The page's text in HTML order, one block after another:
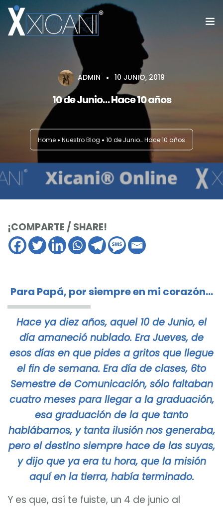
#SoyXicani®™
Fundación Vuelo Libre
Servicios
Blog
ADMIN 10 JUNIO, 2019
10 de Junio… Hace 10 años
Home Nuestro Blog 10 de Junio… Hace 10 años
¡COMPARTE / SHARE!
Para Papá, por siempre en mi corazón…
Hace ya diez años, aquel 10 de Junio, el
día amaneció nublado. Era Jueves, de
esos días en que pides a gritos que llegue
el fin de semana. Era día de clases, 6to
Semestre de Comunicación, sólo faltaban
cuatro meses para llegar a la graduación,
esa graduación de la que tanto
hablábamos, y tanta ilusión nos generaba,
pero el destino siempre hace de las suyas,
y dijo que ya era tu hora, que la misión
aquí en la tierra, había terminado.
Y es que, así te fuiste, un 4 de junio al